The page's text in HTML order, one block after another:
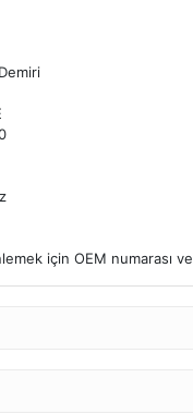
için OEM numarası ve